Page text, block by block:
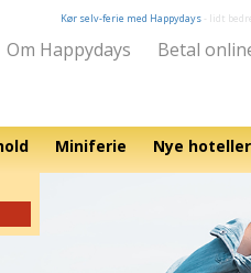
Kør selv-ferie med Happydays - lidt
Om Happydays Betal
Miniferie Nye hoteller